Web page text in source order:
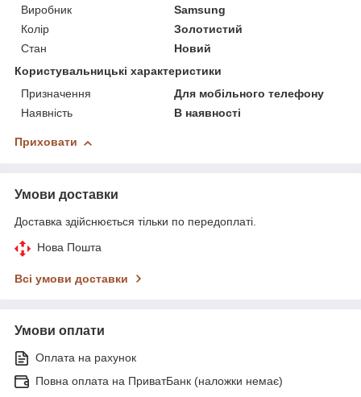
Виробник
Samsung
Колір
Золотистий
Стан
Новий
Користувальницькі характеристики
Призначення
Для мобільного телефону
Наявність
В наявності
Приховати
Умови доставки
Доставка здійснюється тільки по передоплаті.
Нова Пошта
Всі умови доставки
Умови оплати
Оплата на рахунок
Повна оплата на ПриватБанк (наложки немає)